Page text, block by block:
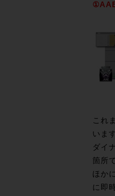
これ
いま
ダイ
箇所
ほか
に即